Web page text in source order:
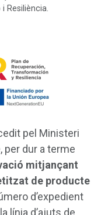
Resiliència.
pel Ministeri
per dur a terme
mitjançant
de producte
d’expedient
línia d’ajuts de